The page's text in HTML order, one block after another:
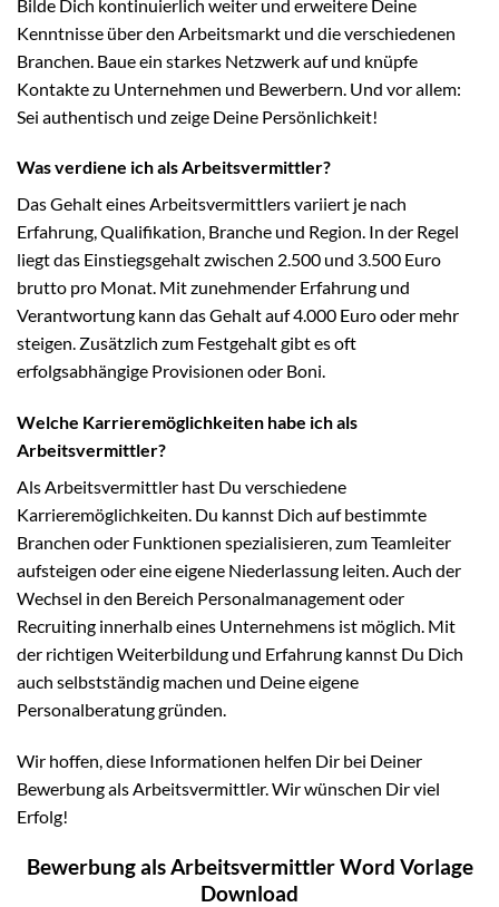
Bilde Dich kontinuierlich weiter und erweitere Deine
Kenntnisse über den Arbeitsmarkt und die verschiedenen
Branchen. Baue ein starkes Netzwerk auf und knüpfe
Kontakte zu Unternehmen und Bewerbern. Und vor allem:
Sei authentisch und zeige Deine Persönlichkeit!
Was verdiene ich als Arbeitsvermittler?
Das Gehalt eines Arbeitsvermittlers variiert je nach
Erfahrung, Qualifikation, Branche und Region. In der Regel
liegt das Einstiegsgehalt zwischen 2.500 und 3.500 Euro
brutto pro Monat. Mit zunehmender Erfahrung und
Verantwortung kann das Gehalt auf 4.000 Euro oder mehr
steigen. Zusätzlich zum Festgehalt gibt es oft
erfolgsabhängige Provisionen oder Boni.
Welche Karrieremöglichkeiten habe ich als
Arbeitsvermittler?
Als Arbeitsvermittler hast Du verschiedene
Karrieremöglichkeiten. Du kannst Dich auf bestimmte
Branchen oder Funktionen spezialisieren, zum Teamleiter
aufsteigen oder eine eigene Niederlassung leiten. Auch der
Wechsel in den Bereich Personalmanagement oder
Recruiting innerhalb eines Unternehmens ist möglich. Mit
der richtigen Weiterbildung und Erfahrung kannst Du Dich
auch selbstständig machen und Deine eigene
Personalberatung gründen.
Wir hoffen, diese Informationen helfen Dir bei Deiner
Bewerbung als Arbeitsvermittler. Wir wünschen Dir viel
Erfolg!
Bewerbung als Arbeitsvermittler Word Vorlage
Download